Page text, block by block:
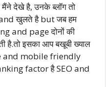
देखे है, उनके ब्लॉग तो
and खुलते है but जब हम
and page दोनों की
है.तो इसका आप बखूबी ख्याल
and mobile friendly
factor है SEO and